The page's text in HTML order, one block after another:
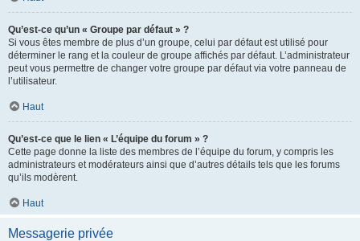
Qu’est-ce qu’un « Groupe par défaut » ?
Si vous êtes membre de plus d’un groupe, celui par défaut est utilisé pour
déterminer le rang et la couleur de groupe affichés par défaut. L’administrateur
peut vous permettre de changer votre groupe par défaut via votre panneau de
l’utilisateur.
Haut
Qu’est-ce que le lien « L’équipe du forum » ?
Cette page donne la liste des membres de l’équipe du forum, y compris les
administrateurs et modérateurs ainsi que d’autres détails tels que les forums
qu’ils modèrent.
Haut
Messagerie privée